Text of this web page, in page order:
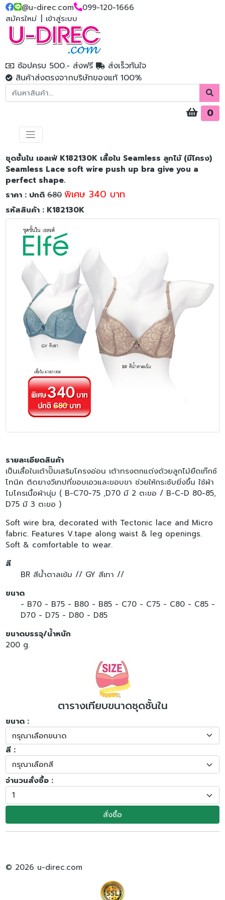
@u-direc.com
099-120-1666
สมัครใหม่
เข้าสู่ระบบ
ช้อปครบ 500.- ส่งฟรี
ส่งเร็วทันใจ
สินค้าส่งตรงจากบริษัทของแท้ 100%
0
ชุดชั้นใน เอลเฟ่ K182130K เสื้อใน Seamless ลูกไม้ (มีโครง)
Seamless Lace soft wire push up bra give you a
perfect shape.
ราคา : ปกติ680 พิเศษ 340 บาท
รหัสสินค้า : K182130K
รายละเอียดสินค้า
เป็นเสื้อในเต้าปั๊มเสริมโครงอ่อน เต้าทรงตกแต่งด้วยลูกไม้ยืดเท๊กซ์
โทนิค ติดยางวีเทปที่ขอบเอวและขอบขา ช่วยให้กระชับยิ่งขึ้น ใช้ผ้า
ไมโครเนื้อผ้านุ่ม ( B-C70-75 ,D70 มี 2 ตะขอ / B-C-D 80-85,
D75 มี 3 ตะขอ )
Soft wire bra, decorated with Tectonic lace and Micro
fabric. Features V.tape along waist & leg openings.
Soft & comfortable to wear.
สี
BR สีน้ำตาลเข้ม // GY สีเทา //
ขนาด
- B70 - B75 - B80 - B85 - C70 - C75 - C80 - C85 -
D70 - D75 - D80 - D85
ขนาดบรรจุ/น้ำหนัก
200 g.
ตารางเทียบขนาดชุดชั้นใน
ขนาด :
สี :
จำนวนสั่งซื้อ :
สั่งซื้อ
© 2026 u-direc.com